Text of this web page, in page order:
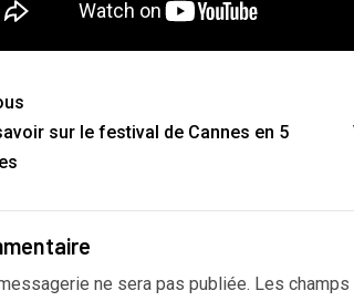
sur le festival de Cannes en 5
ne sera pas publiée. Les